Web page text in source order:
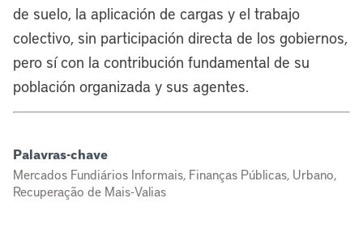
de suelo, la aplicación de cargas y el trabajo
colectivo, sin participación directa de los gobiernos,
pero sí con la contribución fundamental de su
población organizada y sus agentes.
Palavras-chave
Mercados Fundiários Informais, Finanças Públicas, Urbano,
Recuperação de Mais-Valias